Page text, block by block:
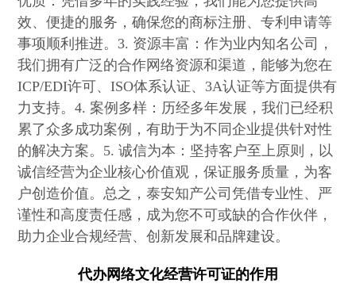
效、便捷的服务，确保您的商标注册、专利申请等
事项顺利推进。3. 资源丰富：作为业内知名公司，
我们拥有广泛的合作网络资源和渠道，能够为您在
ICP/EDI许可、ISO体系认证、3A认证等方面提供有
力支持。4. 案例多样：历经多年发展，我们已经积
累了众多成功案例，有助于为不同企业提供针对性
的解决方案。5. 诚信为本：坚持客户至上原则，以
诚信经营为企业核心价值观，保证服务质量，为客
户创造价值。总之，泰安知产公司凭借专业性、严
谨性和高度责任感，成为您不可或缺的合作伙伴，
助力企业合规经营、创新发展和品牌建设。
代办网络文化经营许可证的作用